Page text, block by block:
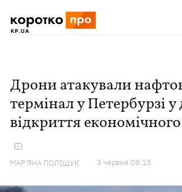
Дрони атакували
термінал у Петербурзі у
відкриття
МАР'ЯНА ПОЛІЩУК 3 червня 08:15